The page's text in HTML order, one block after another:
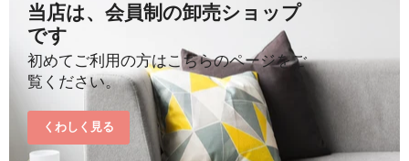
当店は、会員制の卸売ショップ
です
初めてご利用の方はこちらのページをご
覧ください。
くわしく見る